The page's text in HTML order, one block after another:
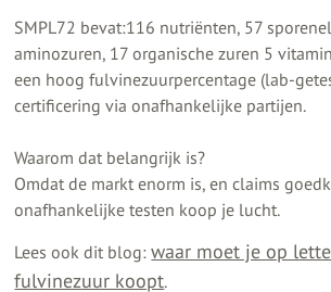
SMPL72 bevat:116 nutriënten, 57
aminozuren, 17 organische zuren 5
een hoog fulvinezuurpercentage (lab-
certificering via onafhankelijke partijen.
Waarom dat belangrijk is?
Omdat de markt enorm is, en claims
onafhankelijke testen koop je lucht.
Lees ook dit blog:waar moet je op
fulvinezuur koopt.